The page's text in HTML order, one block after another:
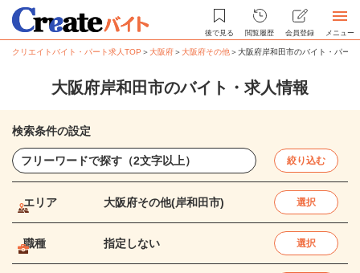
後で見る 閲覧履歴 会員登録 メニュー
クリエイトバイト・パート求人TOP ＞大阪府＞大阪府その他＞大阪府岸和田市のバイト・パー
大阪府岸和田市のバイト・求人情報
検索条件の設定
絞り込む
エリア 大阪府その他(岸和田市) 選択
職種 指定しない 選択